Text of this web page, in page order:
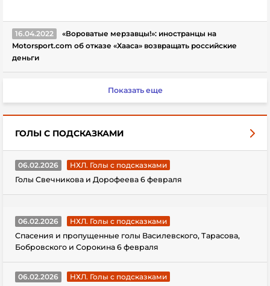
16.04.2022
«Вороватые мерзавцы!»: иностранцы на
Motorsport.com об отказе «Хааса» возвращать российские
деньги
Показать еще
ГОЛЫ С ПОДСКАЗКАМИ
06.02.2026
НХЛ. Голы с подсказками
Голы Свечникова и Дорофеева 6 февраля
06.02.2026
НХЛ. Голы с подсказками
Спасения и пропущенные голы Василевского, Тарасова,
Бобровского и Сорокина 6 февраля
06.02.2026
НХЛ. Голы с подсказками